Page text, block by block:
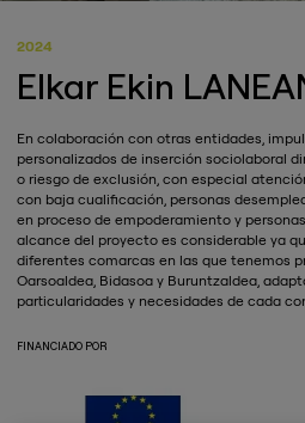
2024
Elkar Ekin
En colaboración con otras entidades,
personalizados de inserción sociolaboral
o riesgo de exclusión, con especial
con baja cualificación, personas
en proceso de empoderamiento y
alcance del proyecto es considerable ya
diferentes comarcas en las que tenemos
Oarsoaldea, Bidasoa y Buruntzaldea,
particularidades y necesidades de cada
FINANCIADO POR